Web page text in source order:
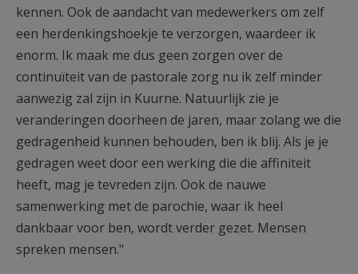
kennen. Ook de aandacht van medewerkers om zelf
een herdenkingshoekje te verzorgen, waardeer ik
enorm. Ik maak me dus geen zorgen over de
continuïteit van de pastorale zorg nu ik zelf minder
aanwezig zal zijn in Kuurne. Natuurlijk zie je
veranderingen doorheen de jaren, maar zolang we die
gedragenheid kunnen behouden, ben ik blij. Als je je
gedragen weet door een werking die die affiniteit
heeft, mag je tevreden zijn. Ook de nauwe
samenwerking met de parochie, waar ik heel
dankbaar voor ben, wordt verder gezet. Mensen
spreken mensen."